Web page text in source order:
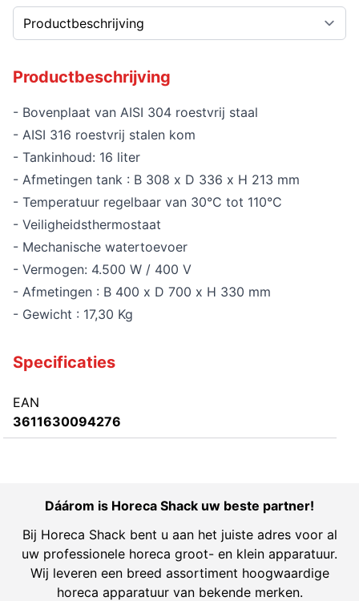
Productbeschrijving
- Bovenplaat van AISI 304 roestvrij staal
- AISI 316 roestvrij stalen kom
- Tankinhoud: 16 liter
- Afmetingen tank : B 308 x D 336 x H 213 mm
- Temperatuur regelbaar van 30°C tot 110°C
- Veiligheidsthermostaat
- Mechanische watertoevoer
- Vermogen: 4.500 W / 400 V
- Afmetingen : B 400 x D 700 x H 330 mm
- Gewicht : 17,30 Kg
Specificaties
EAN
3611630094276
Dáárom is Horeca Shack uw beste partner!
Bij Horeca Shack bent u aan het juiste adres voor al
uw professionele horeca groot- en klein apparatuur.
Wij leveren een breed assortiment hoogwaardige
horeca apparatuur van bekende merken.